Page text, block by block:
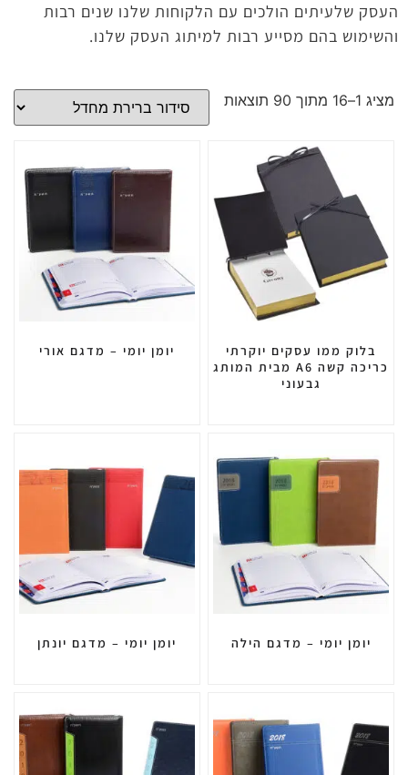
העסק שלעיתים הולכים עם הלקוחות שלנו שנים רבות
והשימוש בהם מסייע רבות למיתוג העסק שלנו.
מציג 1–16 מתוך 90 תוצאות
בלוק ממו עסקים יוקרתי
כריכה קשה A6 מבית המותג
גבעוני
יומן יומי – מדגם אורי
יומן יומי – מדגם הילה יומן יומי – מדגם יונתן